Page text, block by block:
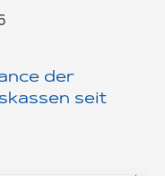
der
seit